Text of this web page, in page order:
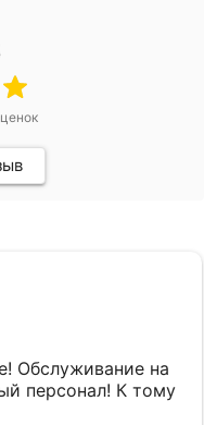
Обслуживание на
персонал! К тому